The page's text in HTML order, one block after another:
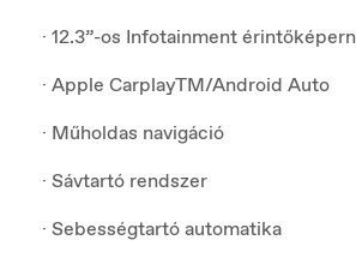
· 12.3”-os Infotainment
· Apple CarplayTM/Android Auto
· Műholdas navigáció
· Sávtartó rendszer
· Sebességtartó automatika